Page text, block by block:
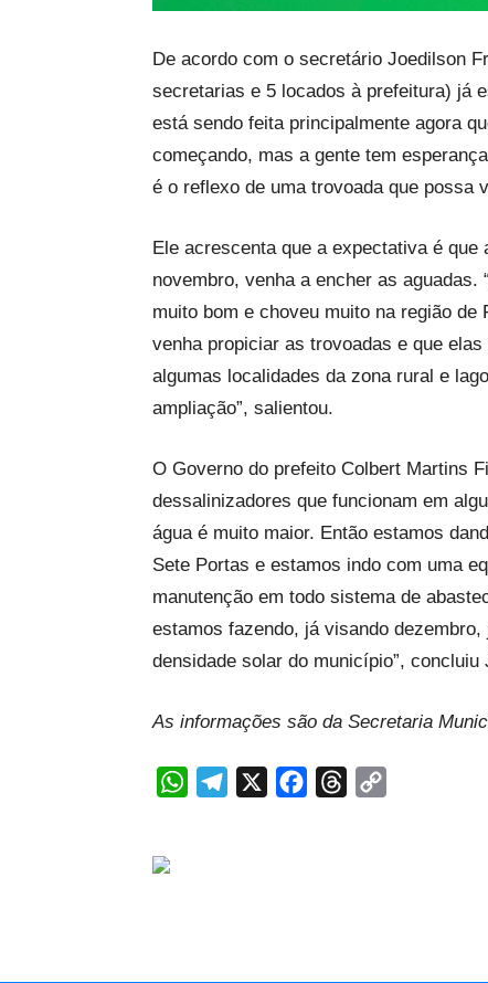
De acordo com o secretário Joedilson
secretarias e 5 locados à prefeitura) já
está sendo feita principalmente agora
começando, mas a gente tem
é o reflexo de uma trovoada que possa
Ele acrescenta que a expectativa é
novembro, venha a encher as
muito bom e choveu muito na região
venha propiciar as trovoadas e que
algumas localidades da zona rural e
ampliação”, salientou.
O Governo do prefeito Colbert Martins
dessalinizadores que funcionam em
água é muito maior. Então estamos
Sete Portas e estamos indo com uma
manutenção em todo sistema de
estamos fazendo, já visando
densidade solar do município”, concluiu
As informações são da Secretaria
WhatsAppTelegram FacebookThreads